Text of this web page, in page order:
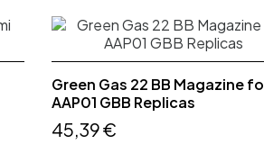
Green Gas 22 BB Magazine
AAP01 GBB Replicas
45,39 €